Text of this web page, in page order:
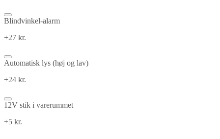
Blindvinkel-alarm
+27 kr.
Automatisk lys (høj og lav)
+24 kr.
12V stik i varerummet
+5 kr.